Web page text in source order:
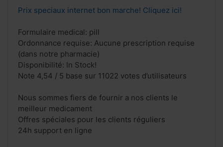
Prix speciaux internet bon marche! Cliquez ici!
Formulaire medical: pill
Ordonnance requise: Aucune prescription requise
(dans notre pharmacie)
Disponibilité: In Stock!
Note 4,54 / 5 base sur 11022 votes d’utilisateurs
Nous sommes fiers de fournir a nos clients le
meilleur medicament
Offres spéciales pour les clients réguliers
24h support en ligne